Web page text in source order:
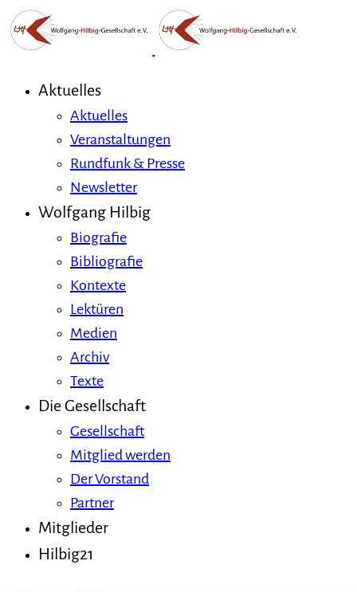
Aktuelles
Aktuelles
Veranstaltungen
Rundfunk & Presse
Newsletter
Wolfgang Hilbig
Biografie
Bibliografie
Kontexte
Lektüren
Medien
Archiv
Texte
Die Gesellschaft
Gesellschaft
Mitglied werden
Der Vorstand
Partner
Mitglieder
Hilbig21